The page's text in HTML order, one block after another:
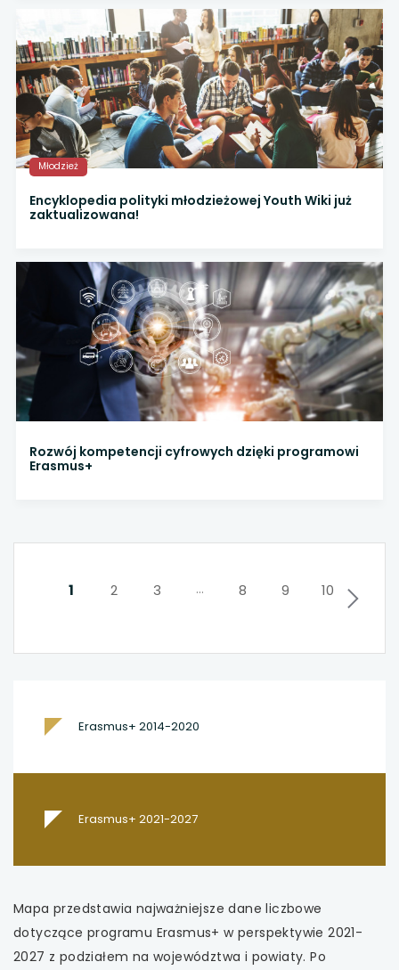
Młodzież
Encyklopedia polityki młodzieżowej Youth Wiki już
zaktualizowana!
Rozwój kompetencji cyfrowych dzięki programowi
Erasmus+
1 2 3 ... 8 9 10
Erasmus+ 2014-2020
Erasmus+ 2021-2027
Mapa przedstawia najważniejsze dane liczbowe
dotyczące programu Erasmus+ w perspektywie 2021-
2027 z podziałem na województwa i powiaty. Po